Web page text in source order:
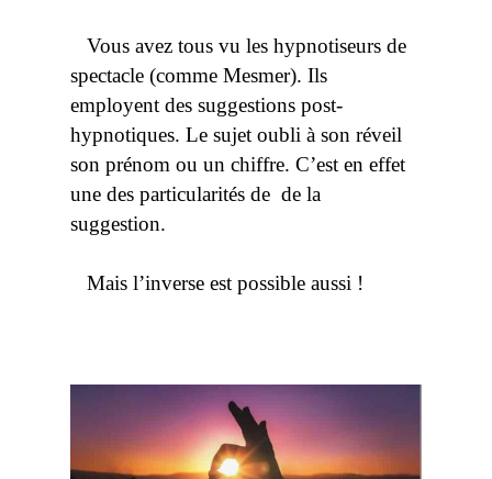
Vous avez tous vu les hypnotiseurs de
spectacle (comme Mesmer). Ils
employent des suggestions post-
hypnotiques. Le sujet oubli à son réveil
son prénom ou un chiffre. C’est en effet
une des particularités de de la
suggestion.
Mais l’inverse est possible aussi !